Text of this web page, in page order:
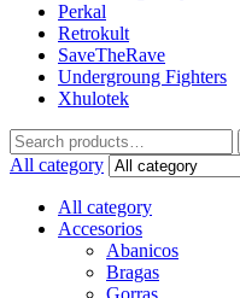
Perkal
Retrokult
SaveTheRave
Undergroung Fighters
Xhulotek
All category
All category
Accesorios
Abanicos
Bragas